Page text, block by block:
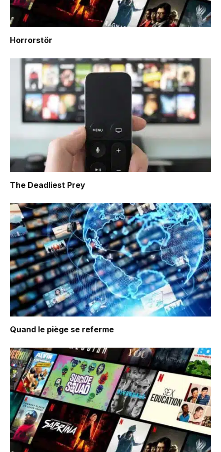
Horrorstör
The Deadliest Prey
Quand le piège se referme